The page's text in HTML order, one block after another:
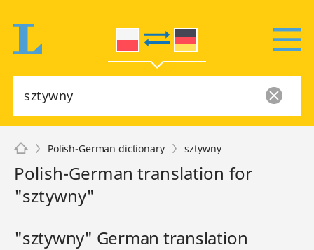
Polish-German dictionary sztywny
Polish-German translation for
"sztywny"
"sztywny" German translation